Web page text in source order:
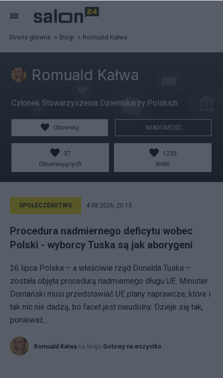
Strona główna Blogi Romuald Kałwa
Romuald Kałwa
Członek Stowarzyszenia Dziennikarzy Polskich
Obserwuj WIADOMOŚĆ
37
Obserwujących
1230
Notki
SPOŁECZEŃSTWO 4.08.2026, 20:13
Procedura nadmiernego deficytu wobec
Polski - wyborcy Tuska są jak aborygeni
26 lipca Polska – a właściwie rząd Donalda Tuska –
została objęta procedurą nadmiernego długu UE. Minister
Domański musi przedstawiać UE plany naprawcze, które i
tak nic nie dadzą, bo facet jest nieudolny. Dzieje się tak,
ponieważ...
Romuald Kałwa na blogu Gotowy na wszystko